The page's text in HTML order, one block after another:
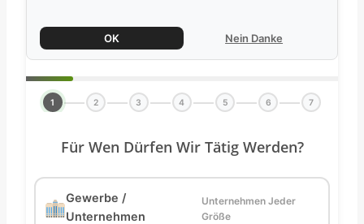
OK Nein Danke
1 2 3 4 5 6 7
Für Wen Dürfen Wir Tätig Werden?
Gewerbe /
Unternehmen
Unternehmen Jeder
Größe